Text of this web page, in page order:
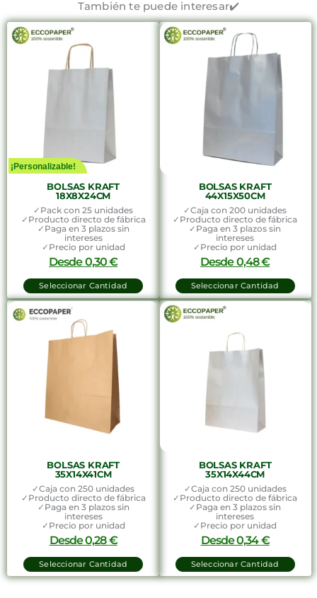
También te puede interesar✔️
¡Personalizable!
BOLSAS KRAFT
18X8X24CM
✓Pack con 25 unidades
✓Producto directo de fábrica
✓Paga en 3 plazos sin
intereses
✓Precio por unidad
Desde0,30€
Seleccionar Cantidad
BOLSAS KRAFT
44X15X50CM
✓Caja con 200 unidades
✓Producto directo de fábrica
✓Paga en 3 plazos sin
intereses
✓Precio por unidad
Desde0,48€
Seleccionar Cantidad
BOLSAS KRAFT
35X14X41CM
✓Caja con 250 unidades
✓Producto directo de fábrica
✓Paga en 3 plazos sin
intereses
✓Precio por unidad
Desde0,28€
Seleccionar Cantidad
BOLSAS KRAFT
35X14X44CM
✓Caja con 250 unidades
✓Producto directo de fábrica
✓Paga en 3 plazos sin
intereses
✓Precio por unidad
Desde0,34€
Seleccionar Cantidad